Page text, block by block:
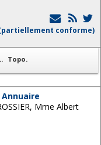
conforme)
Topo.
Annuaire
Mme Albert